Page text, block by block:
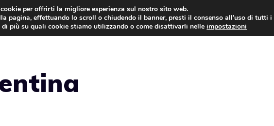
NEWS LEGGI & NORMATIVE
per offrirti la migliore esperienza sul nostro sito web.
pagina, effettuando lo scroll o chiudendo il banner, presti il consenso all’uso di tutti i
di più su quali cookie stiamo utilizzando o come disattivarli nelleimpostazioni